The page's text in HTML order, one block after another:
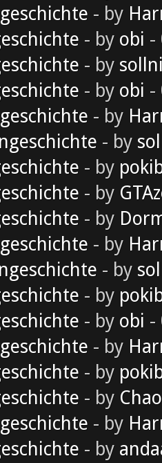
- by
- by obi -
- by
- by obi -
- by
- by
- by
- by
- by
- by
- by
- by
- by obi -
- by
- by
- by
- by
- by